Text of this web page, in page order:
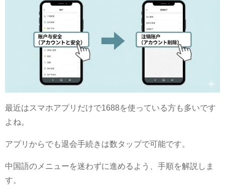
最近はスマホアプリだけで1688を使っている方も多いです
よね。
アプリからでも退会手続きは数タップで可能です。
中国語のメニューを迷わずに進めるよう、手順を解説しま
す。